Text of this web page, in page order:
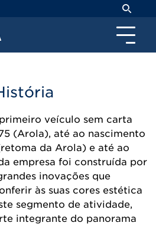
veículo sem carta
(Arola), até ao nascimento
da Arola) e até ao
empresa foi construída por
inovações que
às suas cores estética
segmento de atividade,
integrante do panorama
de Cookies